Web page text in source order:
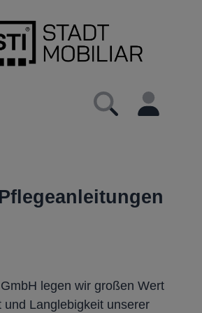
legen wir großen Wert
und Langlebigkeit unserer